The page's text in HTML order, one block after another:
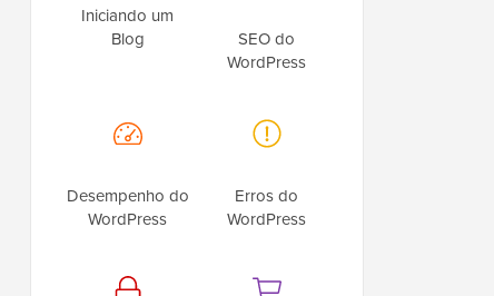
Iniciando um
Blog
SEO do
WordPress
Desempenho do
WordPress
Erros do
WordPress